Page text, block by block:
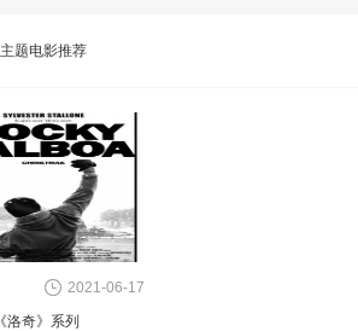
主题电影推荐
2021-06-17
《洛奇》系列